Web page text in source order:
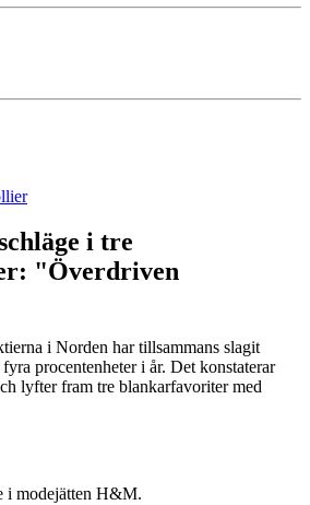
i tre
"Överdriven
i Norden har tillsammans slagit
procentenheter i år. Det konstaterar
lyfter fram tre blankarfavoriter med
i modejätten H&M.